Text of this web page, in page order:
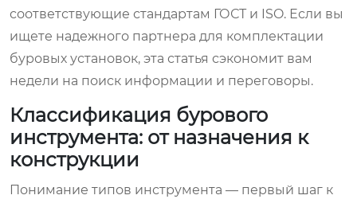
соответствующие стандартам ГОСТ и ISO. Если вы
ищете надежного партнера для комплектации
буровых установок, эта статья сэкономит вам
недели на поиск информации и переговоры.
Классификация бурового
инструмента: от назначения к
конструкции
Понимание типов инструмента — первый шаг к